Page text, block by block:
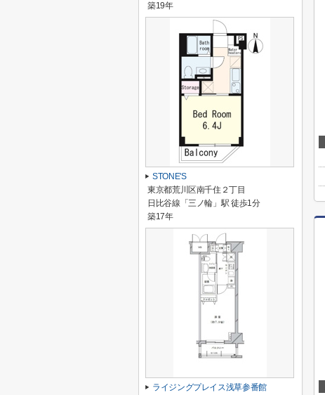
築19年
STONE'S
東京都荒川区南千住２丁目
日比谷線「三ノ輪」駅 徒歩1分
築17年
ライジングプレイス浅草参番館